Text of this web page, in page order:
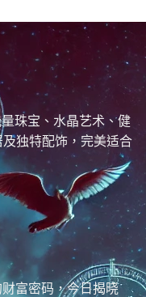
珠宝、水晶艺术、健
独特配饰，完美适合
富密码，今日揭晓